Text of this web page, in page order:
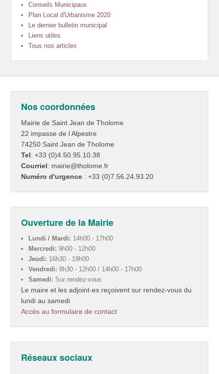
Conseils Municipaux
Plan Local d'Urbanisme 2020
Le dernier bulletin municipal
Liens utiles
Tous nos articles
Nos coordonnées
Mairie de Saint Jean de Tholome
22 impasse de l Alpestre
74250 Saint Jean de Tholome
Tel: +33 (0)4.50.95.10.38
Courriel: mairie@tholome.fr
Numéro d'urgence : +33 (0)7.56.24.93.20
Ouverture de la Mairie
Lundi / Mardi: 14h00 - 17h00
Mercredi: 9h00 - 12h00
Jeudi: 16h30 - 19h00
Vendredi: 8h30 - 12h00 / 14h00 - 17h00
Samedi: Sur rendez-vous
Le maire et les adjoint-es reçoivent sur rendez-vous du
lundi au samedi
Accès au formulaire de contact
Réseaux sociaux